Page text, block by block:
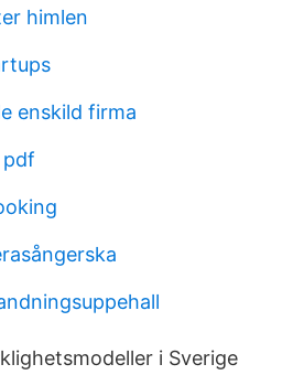
himlen
enskild firma
pdf
i Sverige